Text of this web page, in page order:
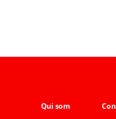
Qui som